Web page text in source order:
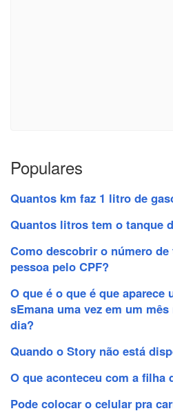
Populares
Quantos km faz 1 litro de
Quantos litros tem o tanque
Como descobrir o número
pessoa pelo CPF?
O que é o que é que aparece
sEmana uma vez em um
dia?
Quando o Story não está
O que aconteceu com a filha
Pode colocar o celular pra